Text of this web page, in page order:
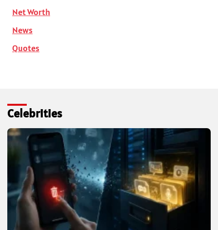
Net Worth
News
Quotes
Celebrities